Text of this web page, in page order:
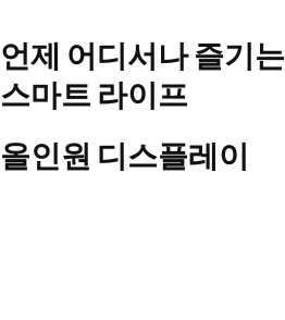
언제 어디서나 즐기는
스마트 라이프
올인원 디스플레이